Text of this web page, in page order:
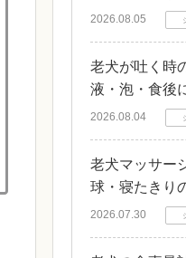
2026.08.05
老犬が吐く時
液・泡・食後
2026.08.04
老犬マッサー
球・寝たきり
2026.07.30